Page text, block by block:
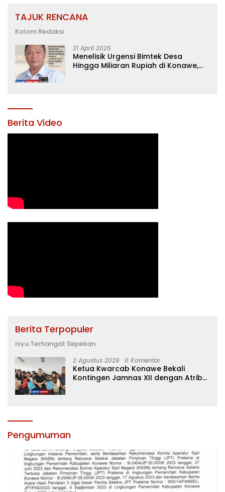
TAJUK RENCANA
Kolom Redaksi
21 April 2025
Menelisik Urgensi Bimtek Desa
Hingga Miliaran Rupiah di Konawe,
Berita Video
Berita Terpopuler
Isyu Terhangat Sepekan
2 Agustus 2026 0 Komentar
Ketua Kwarcab Konawe Bekali
Kontingen Jamnas XII dengan Atribut
Pengumuman